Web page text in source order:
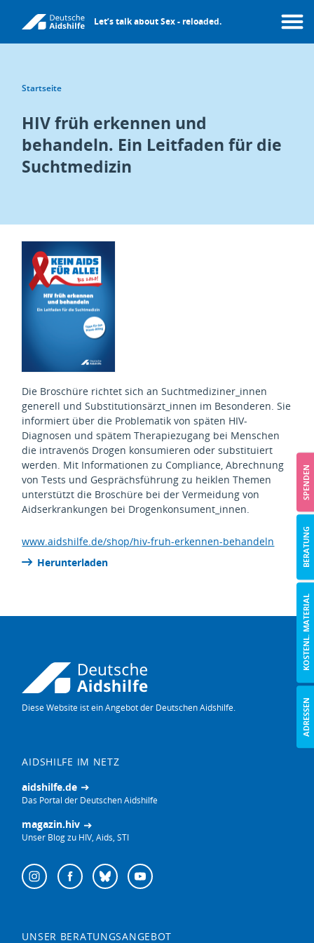
zum
Inhalt
Let’s talk about Sex - reloaded. Menü
Pfadnavigation
Startseite
HIV früh erkennen und
behandeln. Ein Leitfaden für die
Suchtmedizin
Description
Die Broschüre richtet sich an Suchtmediziner_innen
generell und Substitutionsärzt_innen im Besonderen. Sie
informiert über die Problematik von späten HIV-
Diagnosen und spätem Therapiezugang bei Menschen
die intravenös Drogen konsumieren oder substituiert
werden. Mit Informationen zu Compliance, Abrechnung
von Tests und Gesprächsführung zu heiklen Themen
unterstützt die Broschüre bei der Vermeidung von
Aidserkrankungen bei Drogenkonsument_innen.
www.aidshilfe.de/shop/hiv-fruh-erkennen-behandeln
Herunterladen
Diese Website ist ein Angebot der Deutschen Aidshilfe.
SPENDEN
BERATUNG
KOSTENL. MATERIAL
ADRESSEN
AIDSHILFE IM NETZ
aidshilfe.de
Das Portal der Deutschen Aidshilfe
magazin.hiv
Unser Blog zu HIV, Aids, STI
Follow
us
InstagramFacebookBlueskyYouTube
UNSER BERATUNGSANGEBOT